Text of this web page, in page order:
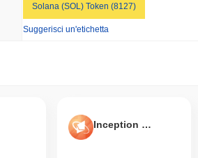
Solana (SOL) Token (8127)
Suggerisci un'etichetta
Inception Restaked rETH